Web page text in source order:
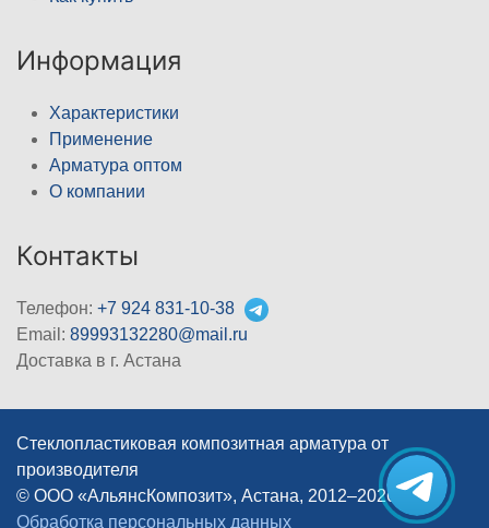
Информация
Характеристики
Применение
Арматура оптом
О компании
Контакты
Телефон: +7 924 831-10-38
Email: 89993132280@mail.ru
Доставка в г. Астана
Стеклопластиковая композитная арматура от
производителя
© ООО «АльянсКомпозит», Астана, 2012–2026
|
Обработка персональных данных